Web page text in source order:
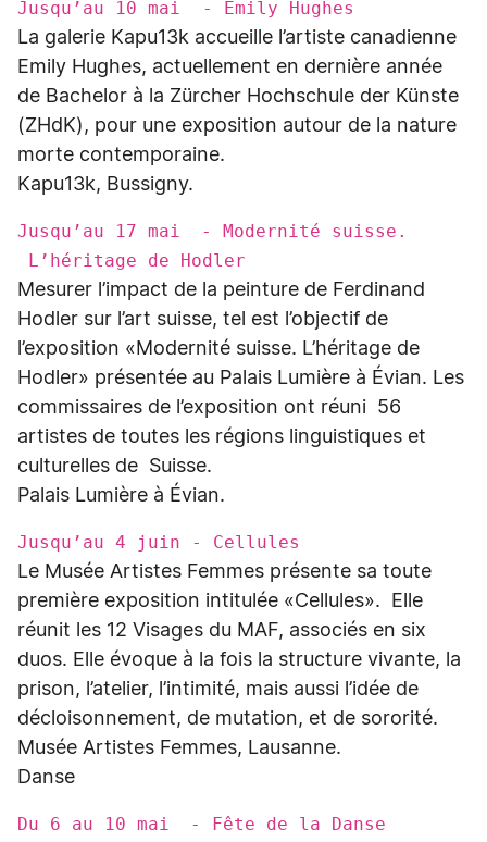
Jusqu’au 10 mai - Emily Hughes
La galerie Kapu13k accueille l’artiste canadienne
Emily Hughes, actuellement en dernière année
de Bachelor à la Zürcher Hochschule der Künste
(ZHdK), pour une exposition autour de la nature
morte contemporaine.
Kapu13k, Bussigny.
Jusqu’au 17 mai - Modernité suisse.
L’héritage de Hodler
Mesurer l’impact de la peinture de Ferdinand
Hodler sur l’art suisse, tel est l’objectif de
l’exposition «Modernité suisse. L’héritage de
Hodler» présentée au Palais Lumière à Évian. Les
commissaires de l’exposition ont réuni 56
artistes de toutes les régions linguistiques et
culturelles de Suisse.
Palais Lumière à Évian.
Jusqu’au 4 juin - Cellules
Le Musée Artistes Femmes présente sa toute
première exposition intitulée «Cellules». Elle
réunit les 12 Visages du MAF, associés en six
duos. Elle évoque à la fois la structure vivante, la
prison, l’atelier, l’intimité, mais aussi l’idée de
décloisonnement, de mutation, et de sororité.
Musée Artistes Femmes, Lausanne.
Danse
Du 6 au 10 mai - Fête de la Danse